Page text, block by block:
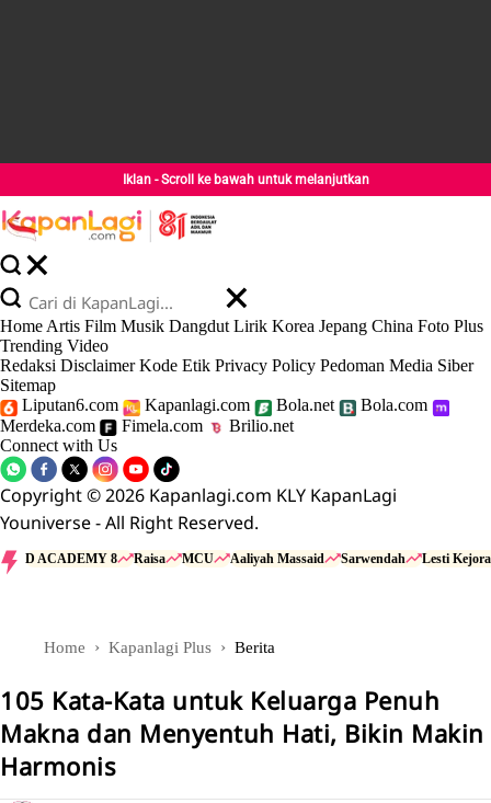
Iklan - Scroll ke bawah untuk melanjutkan
Home Artis Film Musik Dangdut Lirik Korea Jepang China Foto Plus
Trending Video
Redaksi Disclaimer Kode Etik Privacy Policy Pedoman Media Siber
Sitemap
Liputan6.com
Kapanlagi.com Bola.net
Bola.com
Merdeka.com
Fimela.com
Brilio.net
Connect with Us
Copyright © 2026 Kapanlagi.com KLY KapanLagi
Youniverse - All Right Reserved.
D ACADEMY 8 Raisa MCU Aaliyah Massaid Sarwendah Lesti Kejora
Home Kapanlagi Plus Berita
105 Kata-Kata untuk Keluarga Penuh
Makna dan Menyentuh Hati, Bikin Makin
Harmonis